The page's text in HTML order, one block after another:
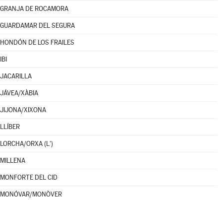
GRANJA DE ROCAMORA
GUARDAMAR DEL SEGURA
HONDÓN DE LOS FRAILES
IBI
JACARILLA
JÁVEA/XÀBIA
JIJONA/XIXONA
LLÍBER
LORCHA/ORXA (L')
MILLENA
MONFORTE DEL CID
MONÓVAR/MONÒVER